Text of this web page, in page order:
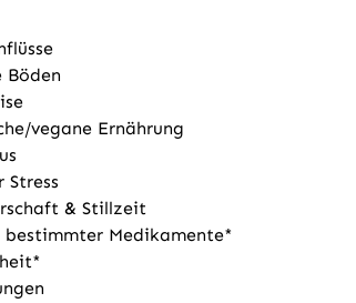
Böden
vegane Ernährung
& Stillzeit
bestimmter Medikamente*